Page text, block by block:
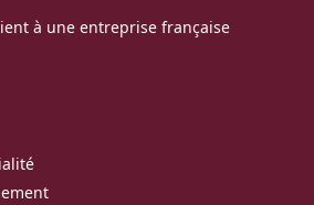
à une entreprise française